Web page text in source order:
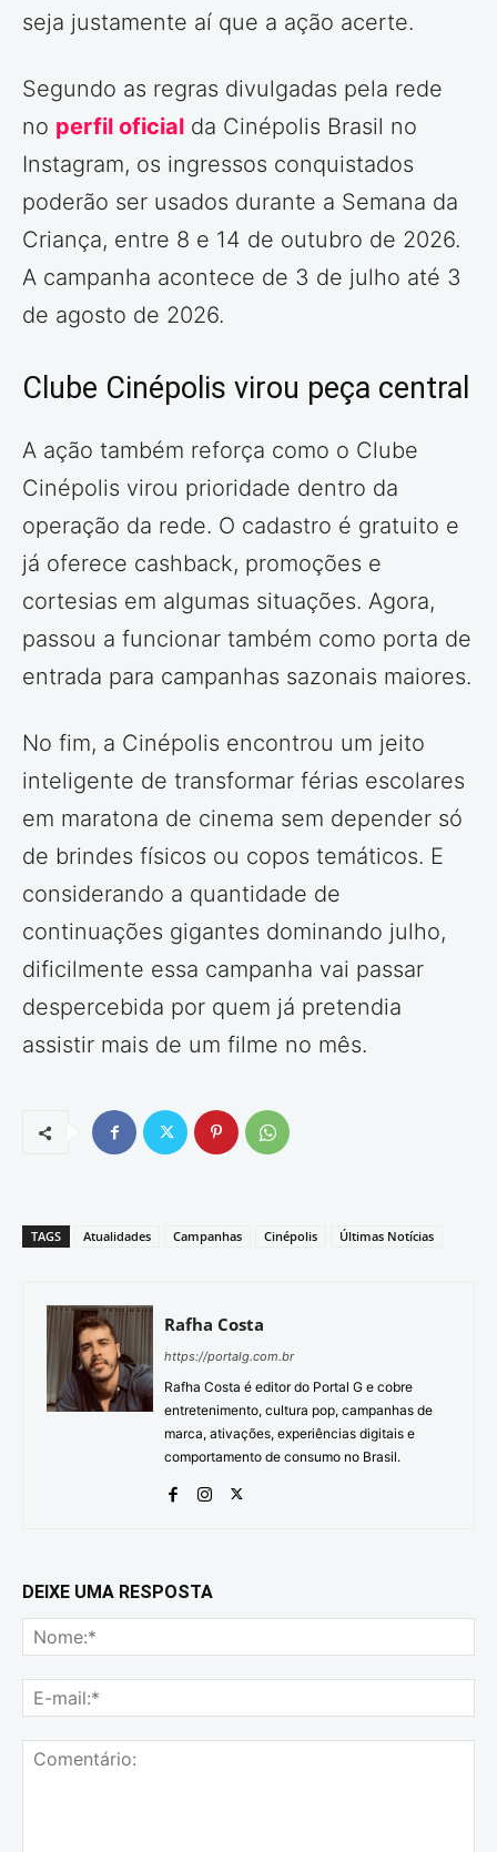
seja justamente aí que a ação acerte.
Segundo as regras divulgadas pela rede
no perfil oficial da Cinépolis Brasil no
Instagram, os ingressos conquistados
poderão ser usados durante a Semana da
Criança, entre 8 e 14 de outubro de 2026.
A campanha acontece de 3 de julho até 3
de agosto de 2026.
Clube Cinépolis virou peça central
A ação também reforça como o Clube
Cinépolis virou prioridade dentro da
operação da rede. O cadastro é gratuito e
já oferece cashback, promoções e
cortesias em algumas situações. Agora,
passou a funcionar também como porta de
entrada para campanhas sazonais maiores.
No fim, a Cinépolis encontrou um jeito
inteligente de transformar férias escolares
em maratona de cinema sem depender só
de brindes físicos ou copos temáticos. E
considerando a quantidade de
continuações gigantes dominando julho,
dificilmente essa campanha vai passar
despercebida por quem já pretendia
assistir mais de um filme no mês.
TAGS Atualidades Campanhas Cinépolis Últimas Notícias
Rafha Costa
https://portalg.com.br
Rafha Costa é editor do Portal G e cobre
entretenimento, cultura pop, campanhas de
marca, ativações, experiências digitais e
comportamento de consumo no Brasil.
DEIXE UMA RESPOSTA